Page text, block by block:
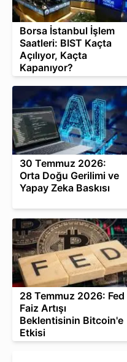
Borsa İstanbul İşlem
Saatleri: BIST Kaçta
Açılıyor, Kaçta
Kapanıyor?
30 Temmuz 2026:
Orta Doğu Gerilimi ve
Yapay Zeka Baskısı
28 Temmuz 2026: Fed
Faiz Artışı
Beklentisinin Bitcoin'e
Etkisi